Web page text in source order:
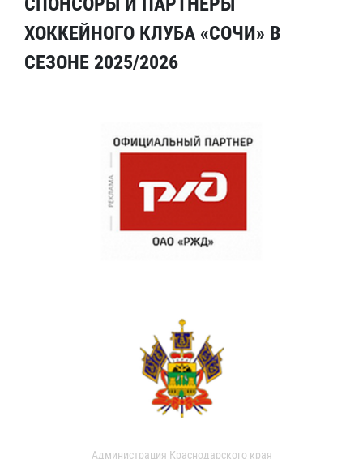
ХОККЕЙНОГО КЛУБА «СОЧИ» В
СЕЗОНЕ 2025/2026
Администрация Краснодарского края